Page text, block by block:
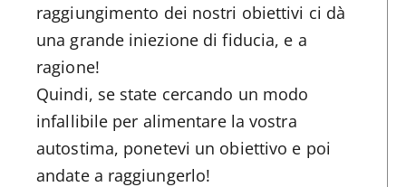
raggiungimento dei nostri obiettivi ci dà
una grande iniezione di fiducia, e a
ragione!
Quindi, se state cercando un modo
infallibile per alimentare la vostra
autostima, ponetevi un obiettivo e poi
andate a raggiungerlo!